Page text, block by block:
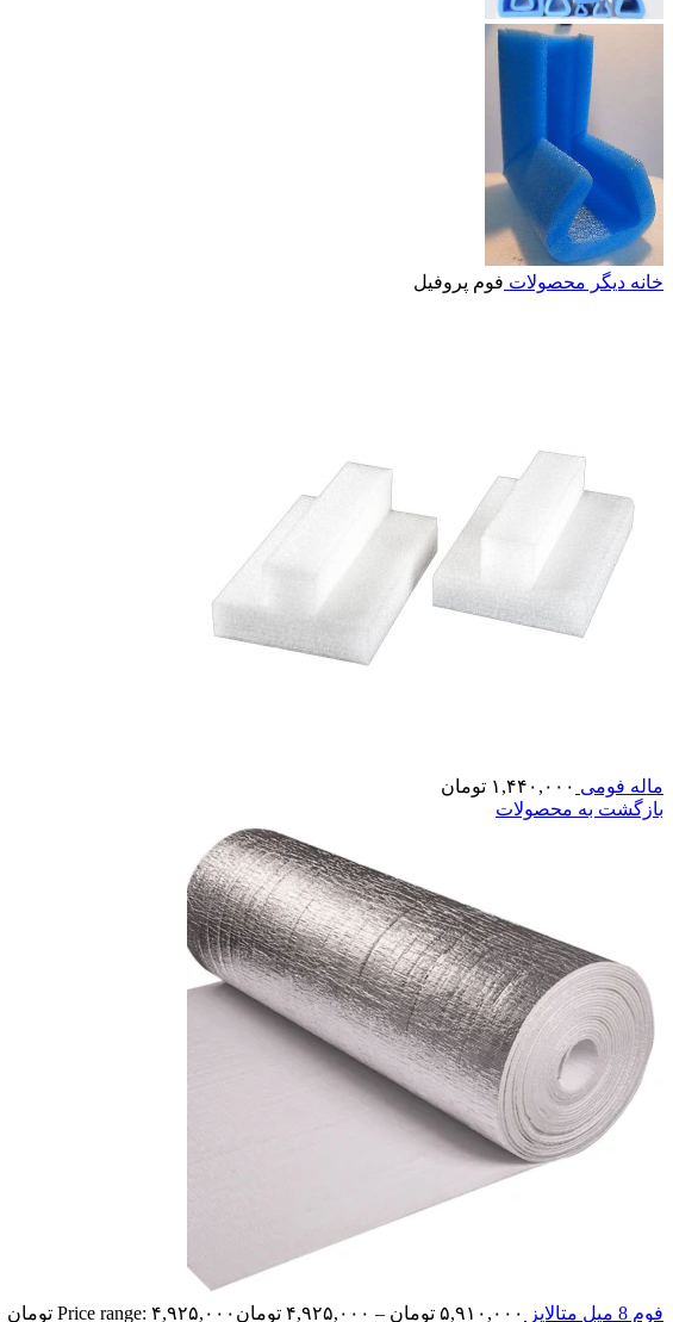
خانه دیگر محصولات فوم پروفیل
ماله فومی ۱,۴۴۰,۰۰۰ تومان
بازگشت به محصولات
فوم 8 میل متالایز ۵,۹۱۰,۰۰۰ تومان – ۴,۹۲۵,۰۰۰ تومان Price range: ۴,۹۲۵,۰۰۰ تومان through ۵,۹۱۰,۰۰۰ تومان